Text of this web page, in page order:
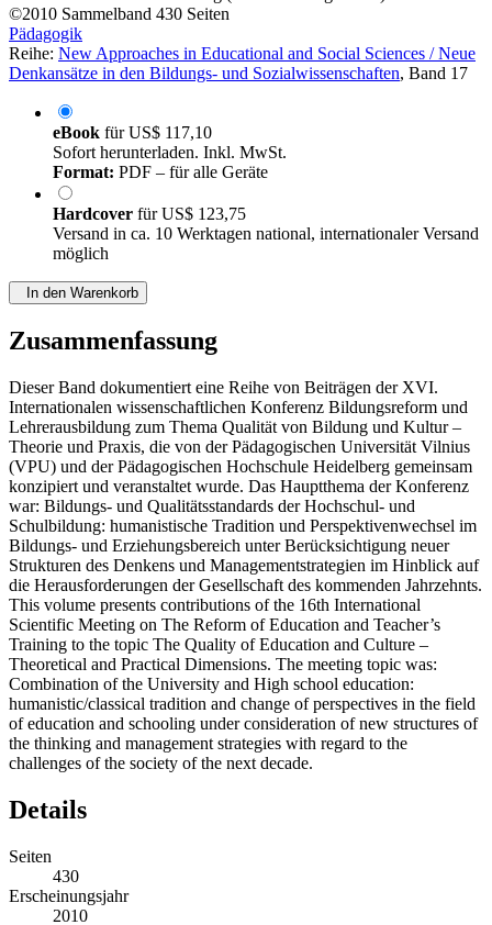
©2010 Sammelband 430 Seiten
Pädagogik
Reihe: New Approaches in Educational and Social Sciences / Neue
Denkansätze in den Bildungs- und Sozialwissenschaften, Band 17
eBook fürUS$ 117,10
Sofort herunterladen. Inkl. MwSt.
Format: PDF – für alle Geräte
Hardcover fürUS$ 123,75
Versand in ca. 10 Werktagen national, internationaler Versand
möglich
In den Warenkorb
Zusammenfassung
Dieser Band dokumentiert eine Reihe von Beiträgen der XVI.
Internationalen wissenschaftlichen Konferenz Bildungsreform und
Lehrerausbildung zum Thema Qualität von Bildung und Kultur –
Theorie und Praxis, die von der Pädagogischen Universität Vilnius
(VPU) und der Pädagogischen Hochschule Heidelberg gemeinsam
konzipiert und veranstaltet wurde. Das Hauptthema der Konferenz
war: Bildungs- und Qualitätsstandards der Hochschul- und
Schulbildung: humanistische Tradition und Perspektivenwechsel im
Bildungs- und Erziehungsbereich unter Berücksichtigung neuer
Strukturen des Denkens und Managementstrategien im Hinblick auf
die Herausforderungen der Gesellschaft des kommenden Jahrzehnts.
This volume presents contributions of the 16th International
Scientific Meeting on The Reform of Education and Teacher’s
Training to the topic The Quality of Education and Culture –
Theoretical and Practical Dimensions. The meeting topic was:
Combination of the University and High school education:
humanistic/classical tradition and change of perspectives in the field
of education and schooling under consideration of new structures of
the thinking and management strategies with regard to the
challenges of the society of the next decade.
Details
Seiten
430
Erscheinungsjahr
2010